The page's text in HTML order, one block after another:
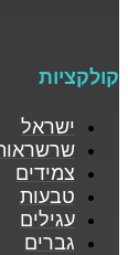
קולקציות
ישראל
צמידים
טבעות
עגילים
גברים